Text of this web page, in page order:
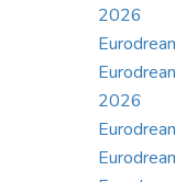
2026
2026